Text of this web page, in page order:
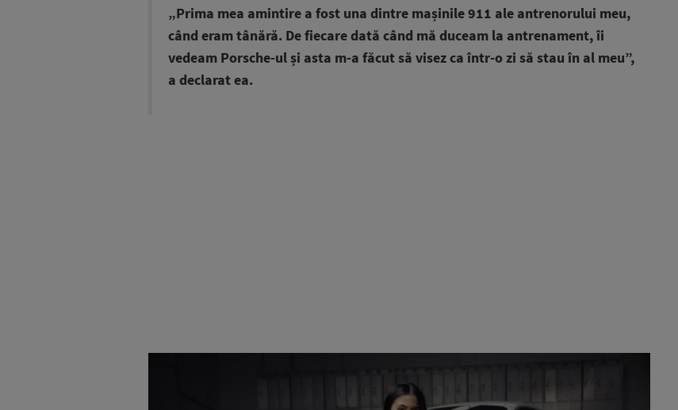
„Prima mea amintire a fost una dintre mașinile 911 ale antrenorului meu,
când eram tânără. De fiecare dată când mă duceam la antrenament, îi
vedeam Porsche-ul și asta m-a făcut să visez ca într-o zi să stau în al meu”,
a declarat ea.